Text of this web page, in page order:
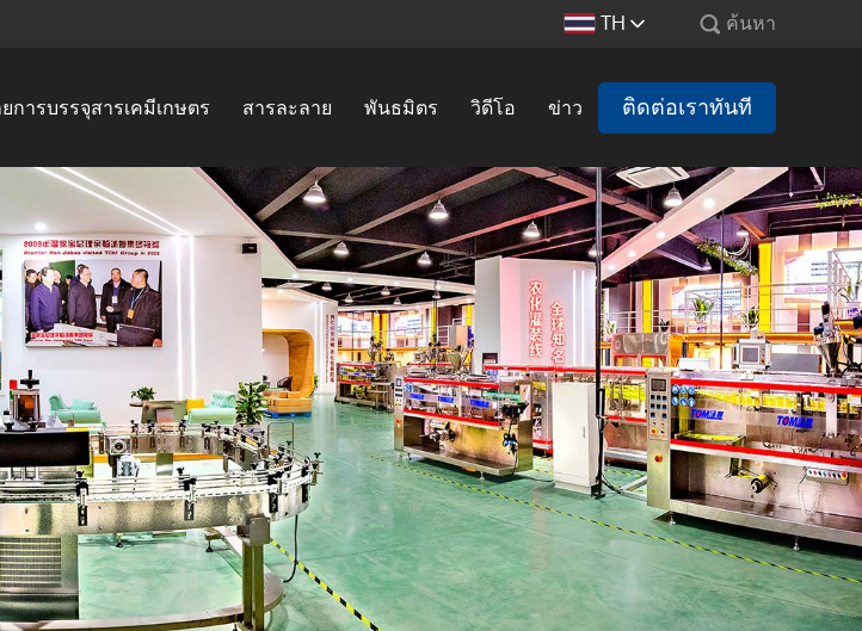
TH ค้นหา
การบรรจุสารเคมีเกษตร สารละลาย พันธมิตร วิดีโอ ข่าว ติดต่อเราทันที